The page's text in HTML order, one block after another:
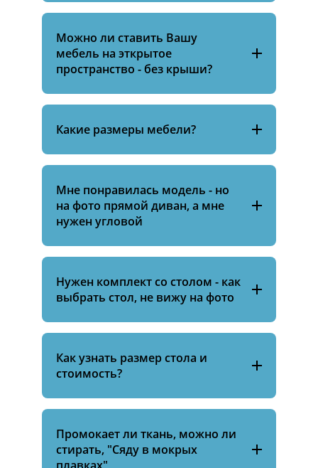
Можно ли ставить Вашу
мебель на эткрытое
пространство - без крыши?
Какие размеры мебели?
Мне понравилась модель - но
на фото прямой диван, а мне
нужен угловой
Нужен комплект со столом - как
выбрать стол, не вижу на фото
Как узнать размер стола и
стоимость?
Промокает ли ткань, можно ли
стирать, "Сяду в мокрых